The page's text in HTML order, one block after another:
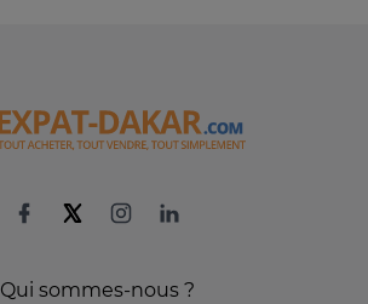
Qui sommes-nous ?